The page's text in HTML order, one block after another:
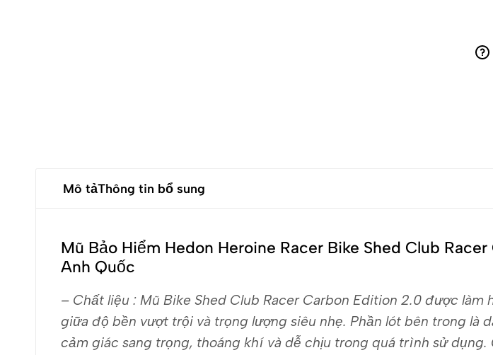
Mô tảThông tin bổ sung
Mũ Bảo Hiểm Hedon Heroine Racer Bike Shed Club
Anh Quốc
– Chất liệu : Mũ Bike Shed Club Racer Carbon Edition 2.0 được
giữa độ bền vượt trội và trọng lượng siêu nhẹ. Phần lót bên trong là
cảm giác sang trọng, thoáng khí và dễ chịu trong quá trình sử